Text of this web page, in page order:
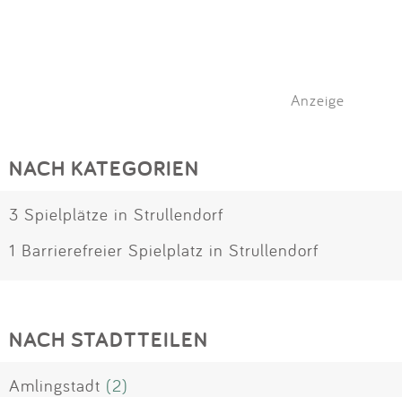
Anzeige
NACH KATEGORIEN
3 Spielplätze in Strullendorf
1 Barrierefreier Spielplatz in Strullendorf
NACH STADTTEILEN
Amlingstadt (2)